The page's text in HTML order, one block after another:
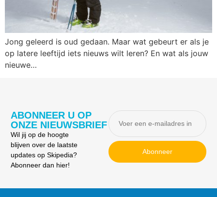
Jong geleerd is oud gedaan. Maar wat gebeurt er als je
op latere leeftijd iets nieuws wilt leren? En wat als jouw
nieuwe…
ABONNEER U OP
ONZE NIEUWSBRIEF
Wil jij op de hoogte
blijven over de laatste
updates op Skipedia?
Abonneer dan hier!
Abonneer